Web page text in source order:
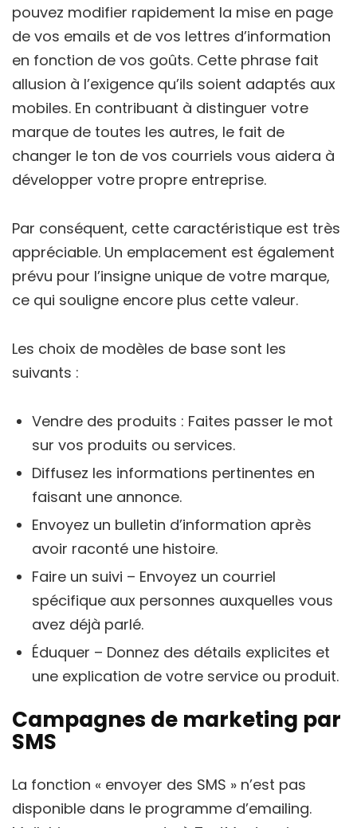
pouvez modifier rapidement la mise en page
de vos emails et de vos lettres d’information
en fonction de vos goûts. Cette phrase fait
allusion à l’exigence qu’ils soient adaptés aux
mobiles. En contribuant à distinguer votre
marque de toutes les autres, le fait de
changer le ton de vos courriels vous aidera à
développer votre propre entreprise.
Par conséquent, cette caractéristique est très
appréciable. Un emplacement est également
prévu pour l’insigne unique de votre marque,
ce qui souligne encore plus cette valeur.
Les choix de modèles de base sont les
suivants :
Vendre des produits : Faites passer le mot
sur vos produits ou services.
Diffusez les informations pertinentes en
faisant une annonce.
Envoyez un bulletin d’information après
avoir raconté une histoire.
Faire un suivi – Envoyez un courriel
spécifique aux personnes auxquelles vous
avez déjà parlé.
Éduquer – Donnez des détails explicites et
une explication de votre service ou produit.
Campagnes de marketing par
SMS
La fonction « envoyer des SMS » n’est pas
disponible dans le programme d’emailing.